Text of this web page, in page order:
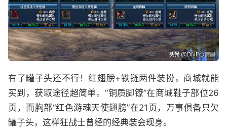
有了罐子头还不行！红翅膀+铁链两件装扮，商城就能
买到，获取途径超简单。“铜质脚镣”在商城鞋子部位26
页，而胸部“红色游魂天使翅膀”在21页，万事俱备只欠
罐子头，这样狂战士曾经的经典装会现身。